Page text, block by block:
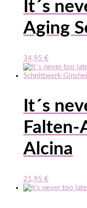
It´s
Aging
34,95 €
It´s
Falten-
Alcina
21,95 €